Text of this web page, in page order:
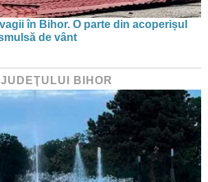
în Bihor. O parte din acoperișul
de vânt
BIHOR